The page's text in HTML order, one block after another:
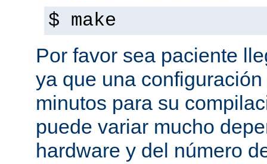
$ make
Por favor sea paciente
ya que una
minutos para su
puede variar mucho
hardware y del número